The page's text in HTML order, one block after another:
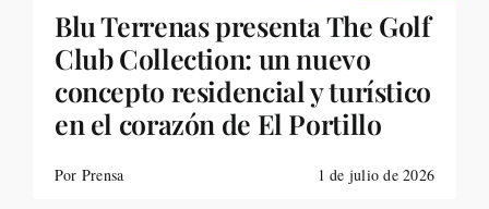
Blu Terrenas presenta The Golf
Club Collection: un nuevo
concepto residencial y turístico
en el corazón de El Portillo
Por Prensa 1 de julio de 2026